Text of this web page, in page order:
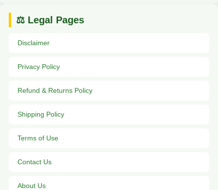
⚖️ Legal Pages
Disclaimer
Privacy Policy
Refund & Returns Policy
Shipping Policy
Terms of Use
Contact Us
About Us